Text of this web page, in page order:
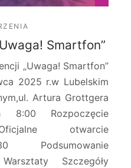
Smartfon”
„Uwaga! Smartfon”
2025 r.w Lubelskim
Artura Grottgera
Rozpoczęcie
otwarcie
Podsumowanie
Szczegóły